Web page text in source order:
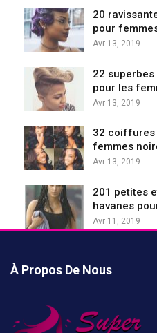
20
pour
Avr 13, 2019
22
pour les
Avr 13, 2019
32 coiffures
femmes
Avr 13, 2019
201 petites
havanes
Avr 11, 2019
À Propos De Nous